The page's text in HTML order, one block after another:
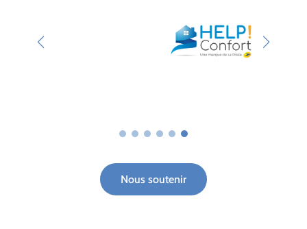
Nous soutenir